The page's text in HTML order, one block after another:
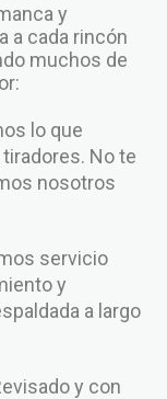
y
a cada rincón
muchos de
lo que
No te
nosotros
servicio
y
a largo
y con